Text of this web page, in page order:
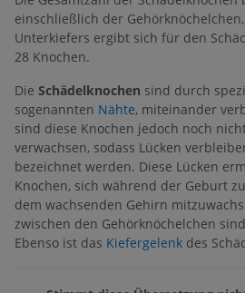
einschließlich der
Unterkiefers ergibt sich für den
28 Knochen.
Die Schädelknochen sind durch
sogenannten Nähte, miteinander
sind diese Knochen jedoch noch
verwachsen, sodass Lücken
bezeichnet werden. Diese Lücken
Knochen, sich während der Geburt
dem wachsenden Gehirn
zwischen den Gehörknöchelchen
Ebenso ist das Kiefergelenk des